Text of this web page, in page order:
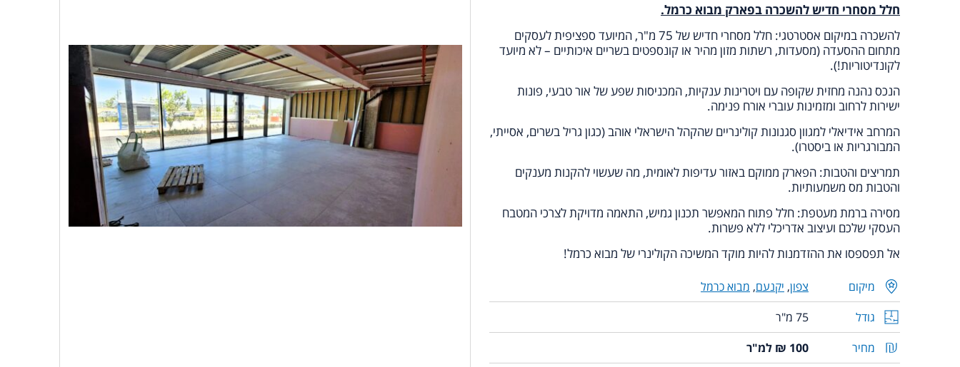
חלל מסחרי חדיש להשכרה בפארק מבוא כרמל.
להשכרה במיקום אסטרטגי: חלל מסחרי חדיש של 75 מ"ר, המיועד ספציפית לעסקים
מתחום ההסעדה (מסעדות, רשתות מזון מהיר או קונספטים בשריים איכותיים – לא מיועד
לקונדיטוריות!).
הנכס נהנה מחזית שקופה עם ויטרינות ענקיות, המכניסות שפע של אור טבעי, פונות
ישירות לרחוב ומזמינות עוברי אורח פנימה.
המרחב אידיאלי למגוון סגנונות קולינריים שהקהל הישראלי אוהב (כגון גריל בשרים, אסייתי,
המבורגריות או ביסטרו).
תמריצים והטבות: הפארק ממוקם באזור עדיפות לאומית, מה שעשוי להקנות מענקים
והטבות מס משמעותיות.
מסירה ברמת מעטפת: חלל פתוח המאפשר תכנון גמיש, התאמה מדויקת לצרכי המטבח
העסקי שלכם ועיצוב אדריכלי ללא פשרות.
אל תפספסו את ההזדמנות להיות מוקד המשיכה הקולינרי של מבוא כרמל!
מיקום צפון, יקנעם, מבוא כרמל
גודל
75 מ"ר
מחיר
100 ₪ למ"ר